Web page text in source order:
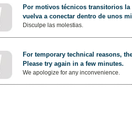
Por motivos técnicos transitorios
vuelva a conectar dentro de unos
Disculpe las molestias.
For temporary technical reasons,
Please try again in a few minutes.
We apologize for any inconvenience.